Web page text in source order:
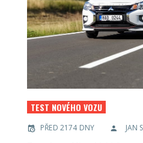
TEST NOVÉHO VOZU
PŘED 2174 DNY JAN